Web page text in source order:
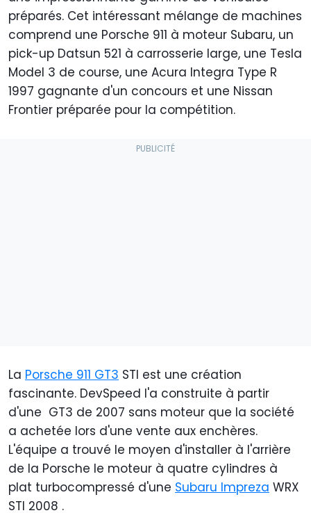
préparés. Cet intéressant mélange de machines
comprend une Porsche 911 à moteur Subaru, un
pick-up Datsun 521 à carrosserie large, une Tesla
Model 3 de course, une Acura Integra Type R
1997 gagnante d'un concours et une Nissan
Frontier préparée pour la compétition.
La Porsche 911 GT3 STI est une création
fascinante. DevSpeed l'a construite à partir
d'une GT3 de 2007 sans moteur que la société
a achetée lors d'une vente aux enchères.
L'équipe a trouvé le moyen d'installer à l'arrière
de la Porsche le moteur à quatre cylindres à
plat turbocompressé d'une Subaru Impreza WRX
STI 2008 .